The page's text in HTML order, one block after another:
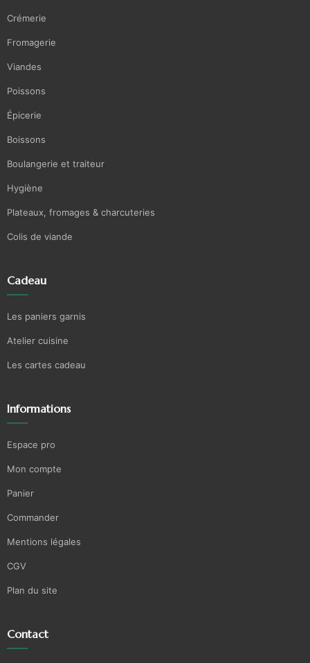
Crémerie
Fromagerie
Viandes
Poissons
Épicerie
Boissons
Boulangerie et traiteur
Hygiène
Plateaux, fromages & charcuteries
Colis de viande
Cadeau
Les paniers garnis
Atelier cuisine
Les cartes cadeau
Informations
Espace pro
Mon compte
Panier
Commander
Mentions légales
CGV
Plan du site
Contact